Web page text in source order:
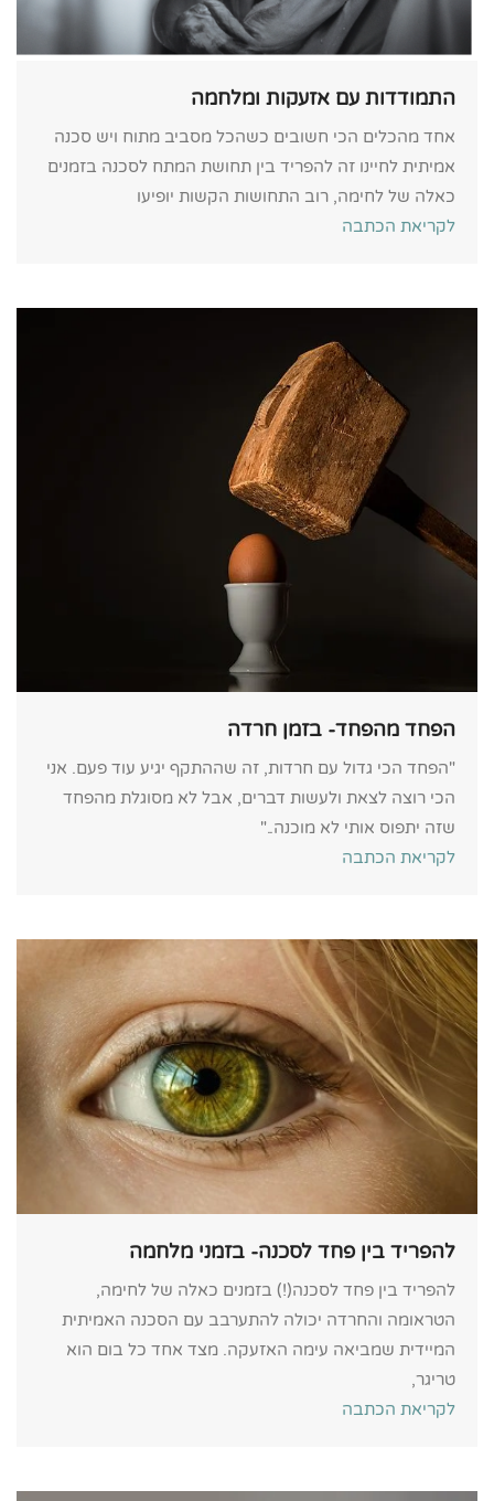
התמודדות עם אזעקות ומלחמה
אחד מהכלים הכי חשובים כשהכל מסביב מתוח ויש סכנה
אמיתית לחיינו זה להפריד בין תחושת המתח לסכנה בזמנים
כאלה של לחימה, רוב התחושות הקשות יופיעו
לקריאת הכתבה
הפחד מהפחד- בזמן חרדה
"הפחד הכי גדול עם חרדות, זה שההתקף יגיע עוד פעם. אני
הכי רוצה לצאת ולעשות דברים, אבל לא מסוגלת מהפחד
שזה יתפוס אותי לא מוכנה.."
לקריאת הכתבה
להפריד בין פחד לסכנה- בזמני מלחמה
להפריד בין פחד לסכנה(!) בזמנים כאלה של לחימה,
הטראומה והחרדה יכולה להתערבב עם הסכנה האמיתית
המיידית שמביאה עימה האזעקה. מצד אחד כל בום הוא
טריגר,
לקריאת הכתבה